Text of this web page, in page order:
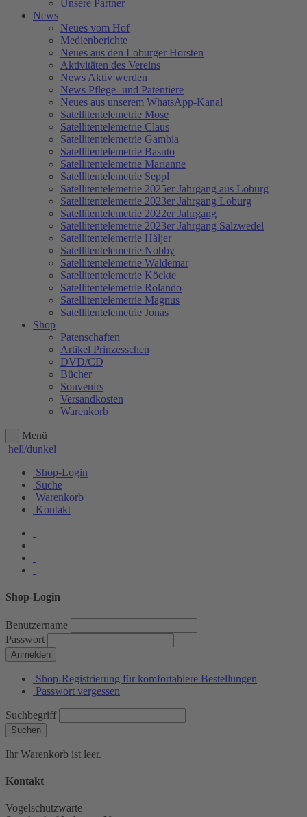
Unsere Partner
News
Neues vom Hof
Medienberichte
Neues aus den Loburger Horsten
Aktivitäten des Vereins
News Aktiv werden
News Pflege- und Patentiere
Neues aus unserem WhatsApp-Kanal
Satellitentelemetrie Mose
Satellitentelemetrie Claus
Satellitentelemetrie Gambia
Satellitentelemetrie Basuto
Satellitentelemetrie Marianne
Satellitentelemetrie Seppl
Satellitentelemetrie 2025er Jahrgang aus Loburg
Satellitentelemetrie 2023er Jahrgang Loburg
Satellitentelemetrie 2022er Jahrgang
Satellitentelemetrie 2023er Jahrgang Salzwedel
Satellitentelemetrie Håljer
Satellitentelemetrie Nobby
Satellitentelemetrie Waldemar
Satellitentelemetrie Köckte
Satellitentelemetrie Rolando
Satellitentelemetrie Magnus
Satellitentelemetrie Jonas
Shop
Patenschaften
Artikel Prinzesschen
DVD/CD
Bücher
Souvenirs
Versandkosten
Warenkorb
Menü
hell/dunkel
Shop-Login
Suche
Warenkorb
Kontakt
Shop-Login
Benutzername
Passwort
Anmelden
Shop-Registrierung für komfortablere Bestellungen
Passwort vergessen
Suchbegriff
Suchen
Ihr Warenkorb ist leer.
Kontakt
Vogelschutzwarte